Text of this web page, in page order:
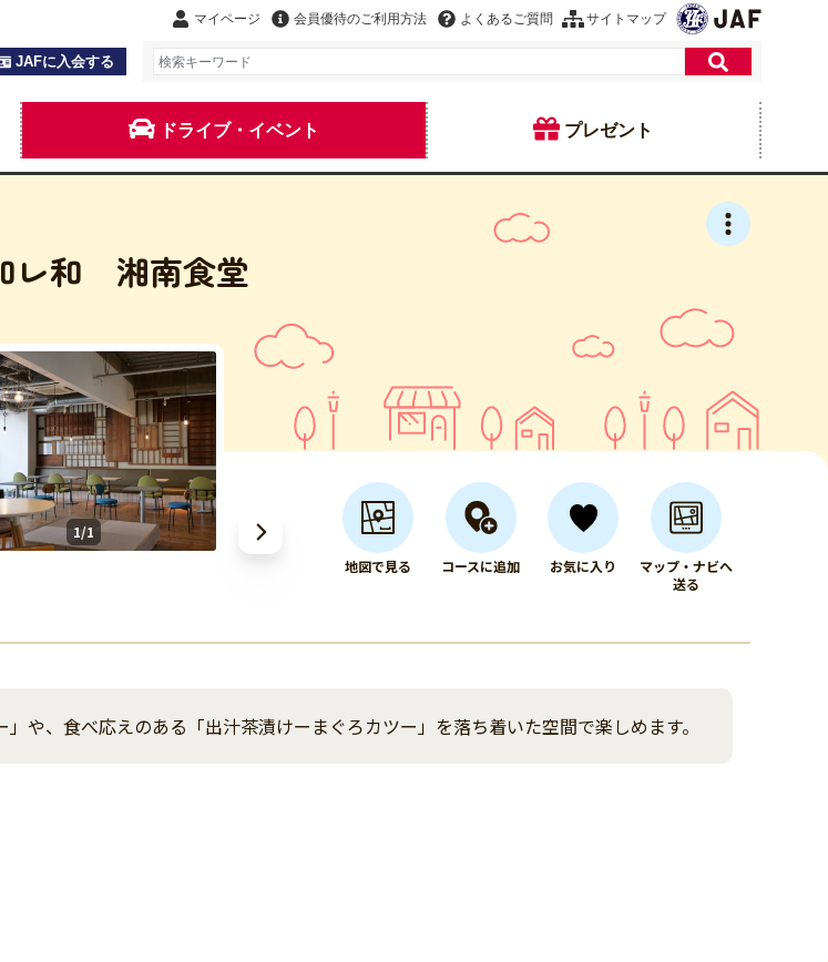
マイページ 会員優待のご利用方法 よくあるご質問 サイトマップ
JAFに入会する
ドライブ・イベント プレゼント
レ和 湘南食堂
1/1
地図で見る コースに追加 お気に入り
マップ・ナビへ
送る
や、食べ応えのある「出汁茶漬けーまぐろカツー」を落ち着いた空間で楽しめます。